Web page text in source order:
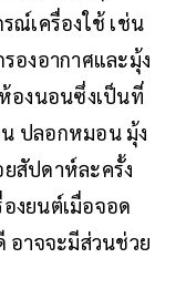
ณ์เครื่องใช้ เช่น
องอากาศและมุ้ง
องนอนซึ่งเป็นที่
ปลอกหมอน มุ้ง
สัปดาห์ละครั้ง
งยนต์เมื่อจอด
อาจจะมีส่วนช่วย